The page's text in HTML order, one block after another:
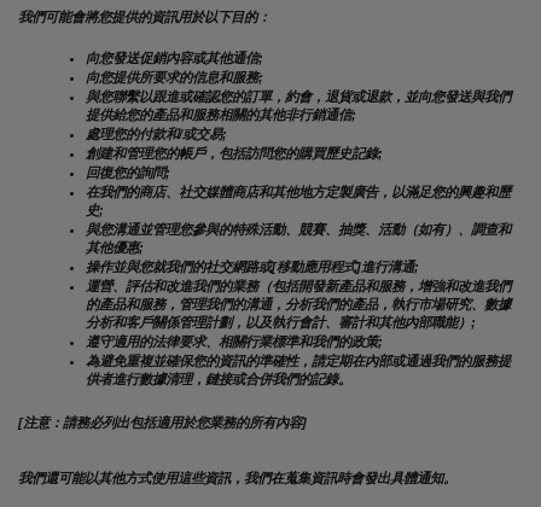
我們可能會將您提供的資訊用於以下目的：
向您發送促銷內容或其他通信;
向您提供所要求的信息和服務;
與您聯繫以跟進或確認您的訂單，約會，退貨或退款，並向您發送與我們
提供給您的產品和服務相關的其他非行銷通信;
處理您的付款和/或交易;
創建和管理您的帳戶，包括訪問您的購買歷史記錄;
回復您的詢問;
在我們的商店、社交媒體商店和其他地方定製廣告，以滿足您的興趣和歷
史;
與您溝通並管理您參與的特殊活動、競賽、抽獎、活動（如有）、調查和
其他優惠;
操作並與您就我們的社交網路或[移動應用程式]進行溝通;
運營、評估和改進我們的業務（包括開發新產品和服務，增強和改進我們
的產品和服務，管理我們的溝通，分析我們的產品，執行市場研究、數據
分析和客戶關係管理計劃，以及執行會計、審計和其他內部職能）;
遵守適用的法律要求、相關行業標準和我們的政策;
為避免重複並確保您的資訊的準確性，請定期在內部或通過我們的服務提
供者進行數據清理，鏈接或合併我們的記錄。
[注意：請務必列出包括適用於您業務的所有內容]
我們還可能以其他方式使用這些資訊，我們在蒐集資訊時會發出具體通知。